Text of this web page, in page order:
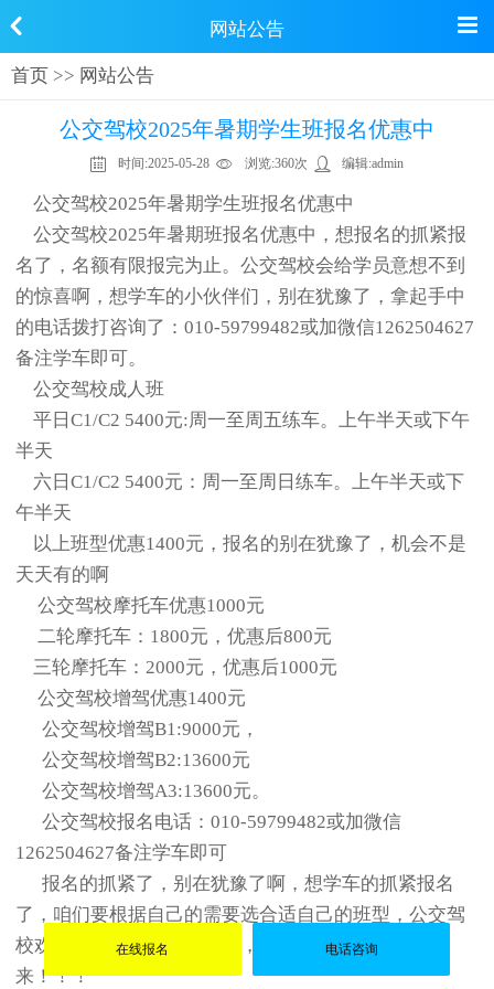
网站公告
首页>> 网站公告
公交驾校2025年暑期学生班报名优惠中
时间:2025-05-28 浏览:360次 编辑:admin
公交驾校2025年暑期学生班报名优惠中
公交驾校2025年暑期班报名优惠中，想报名的抓紧报
名了，名额有限报完为止。公交驾校会给学员意想不到
的惊喜啊，想学车的小伙伴们，别在犹豫了，拿起手中
的电话拨打咨询了：010-59799482或加微信1262504627
备注学车即可。
公交驾校成人班
平日C1/C2 5400元:周一至周五练车。上午半天或下午
半天
六日C1/C2 5400元：周一至周日练车。上午半天或下
午半天
以上班型优惠1400元，报名的别在犹豫了，机会不是
天天有的啊
公交驾校摩托车优惠1000元
二轮摩托车：1800元，优惠后800元
三轮摩托车：2000元，优惠后1000元
公交驾校增驾优惠1400元
公交驾校增驾B1:9000元，
公交驾校增驾B2:13600元
公交驾校增驾A3:13600元。
公交驾校报名电话：010-59799482或加微信
1262504627备注学车即可
报名的抓紧了，别在犹豫了啊，想学车的抓紧报名
了，咱们要根据自己的需要选合适自己的班型，公交驾
校欢迎各界人士报名学车啊，公交驾校欢迎您的到
来！！！
在线报名 电话咨询